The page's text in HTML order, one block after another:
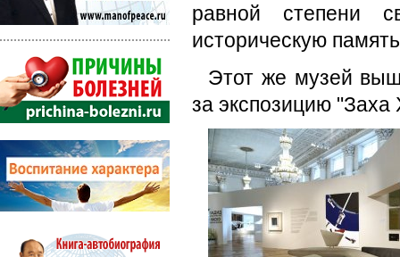
равной степени
историческую
Этот же музей
за экспозицию